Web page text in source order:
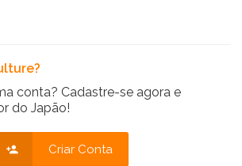
conta? Cadastre-se agora e
do Japão!
Criar Conta